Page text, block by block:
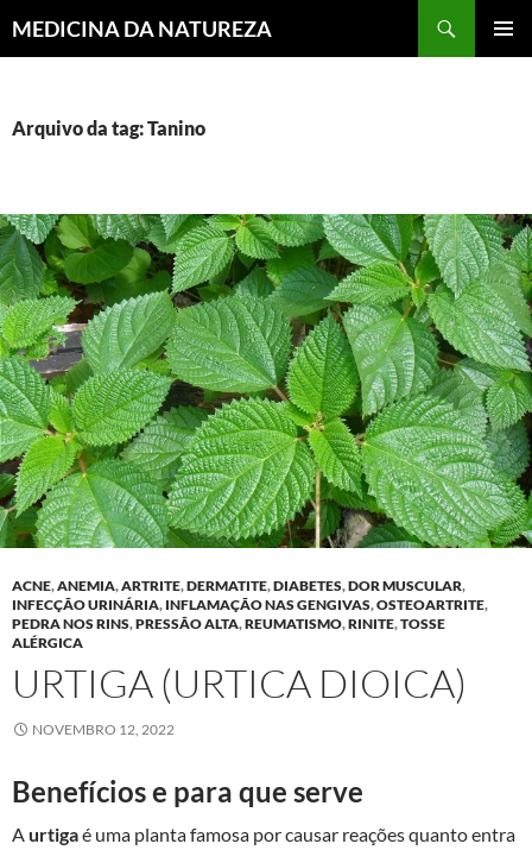
MEDICINA DA NATUREZA
CONTEÚDO
Arquivo da tag: Tanino
ACNE,ANEMIA,ARTRITE,DERMATITE,DIABETES,DOR MUSCULAR,
INFECÇÃO URINÁRIA, INFLAMAÇÃO NAS GENGIVAS,OSTEOARTRITE,
PEDRA NOS RINS,PRESSÃO ALTA,REUMATISMO,RINITE,TOSSE
ALÉRGICA
URTIGA (URTICA DIOICA)
NOVEMBRO 12, 2022
Benefícios e para que serve
Aurtigaé uma planta famosa por causar reações quanto entra